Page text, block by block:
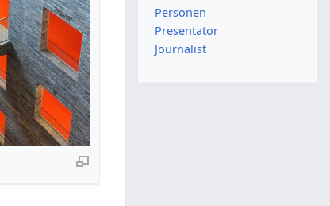
Personen
Presentator
Journalist